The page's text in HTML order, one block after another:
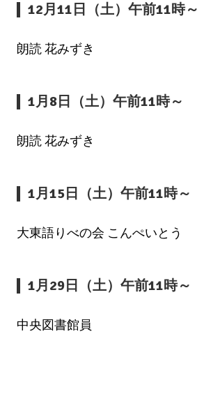
12月11日（土）午前11時～
朗読 花みずき
1月8日（土）午前11時～
朗読 花みずき
1月15日（土）午前11時～
大東語りべの会 こんぺいとう
1月29日（土）午前11時～
中央図書館員